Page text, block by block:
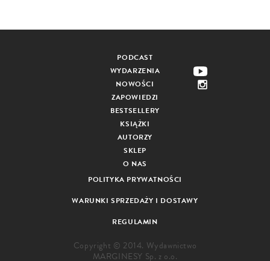
PODCAST
WYDARZENIA
NOWOŚCI
ZAPOWIEDZI
BESTSELLERY
KSIĄŻKI
AUTORZY
SKLEP
O NAS
POLITYKA PRYWATNOŚCI
WARUNKI SPRZEDAŻY I DOSTAWY
REGULAMIN
Copyright © 2014. Wydawnictwo
MARGINESY Sp. z o.o.